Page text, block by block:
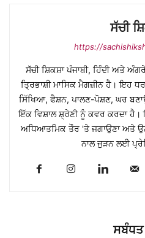
ਸੱਚੀ
https://
ਸੱਚੀ ਸ਼ਿਕਸ਼ਾ ਪੰਜਾਬੀ, ਹਿੰਦੀ ਅਤੇ
ਤ੍ਰਿਭਾਸ਼ੀ ਮਾਸਿਕ ਮੈਗਜ਼ੀਨ ਹੈ। ਇਹ
ਸਿੱਖਿਆ, ਫੈਸ਼ਨ, ਪਾਲਣ-ਪੋਸ਼ਣ, ਘਰ
ਇੱਕ ਵਿਸ਼ਾਲ ਸ਼੍ਰੇਣੀ ਨੂੰ ਕਵਰ ਕਰਦਾ
ਅਧਿਆਤਮਿਕ ਤੌਰ 'ਤੇ ਜਗਾਉਣਾ ਅਤੇ
ਨਾਲ ਜੁੜਨ ਲਈ